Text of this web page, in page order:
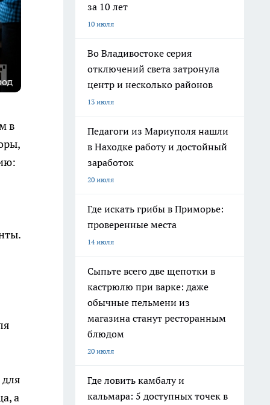
в
а
за 10 лет
10 июля
Во Владивостоке серия
отключений света затронула
центр и несколько районов
13 июля
Педагоги из Мариуполя нашли
в Находке работу и достойный
заработок
20 июля
Где искать грибы в Приморье:
проверенные места
14 июля
Сыпьте всего две щепотки в
кастрюлю при варке: даже
обычные пельмени из
магазина станут ресторанным
блюдом
20 июля
Где ловить камбалу и
кальмара: 5 доступных точек в